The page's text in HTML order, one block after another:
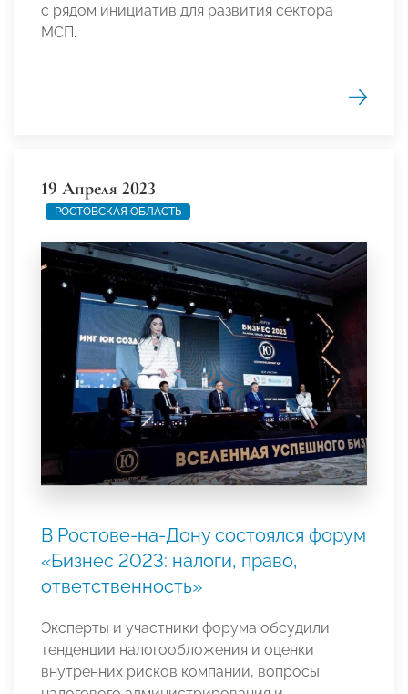
с рядом инициатив для развития сектора
МСП.
19 Апреля 2023
РОСТОВСКАЯ ОБЛАСТЬ
В Ростове-на-Дону состоялся форум
«Бизнес 2023: налоги, право,
ответственность»
Эксперты и участники форума обсудили
тенденции налогообложения и оценки
внутренних рисков компании, вопросы